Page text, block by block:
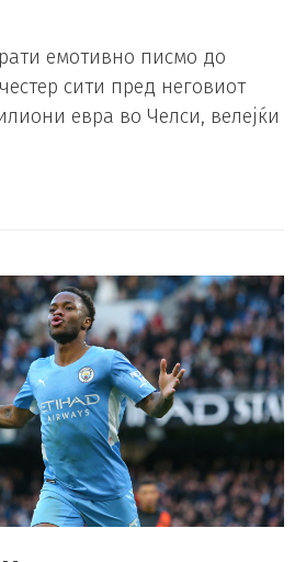
емотивно писмо до
сити пред неговиот
евра во Челси, велејќи